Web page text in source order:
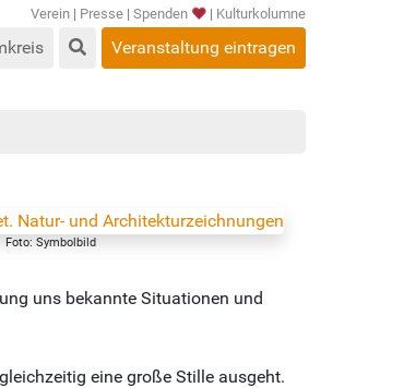
Verein | Presse | Spenden | Kulturkolumne
Veranstaltung eintragen
Foto: Symbolbild
uns bekannte Situationen und
eine große Stille ausgeht.